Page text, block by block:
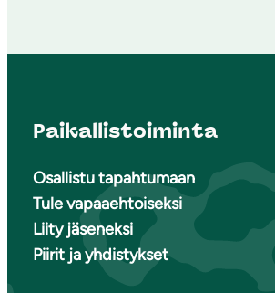
Paikallistoiminta
Osallistu tapahtumaan
Tule vapaaehtoiseksi
Liity jäseneksi
Piirit ja yhdistykset